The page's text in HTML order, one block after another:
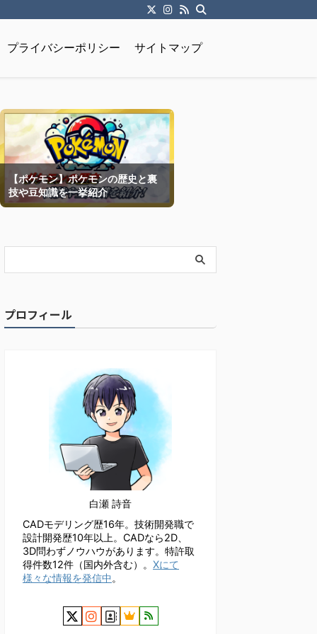
プライバシーポリシー サイトマップ
【ポケモン】ポケモンの歴史と裏
技や豆知識を一挙紹介
プロフィール
白瀬 詩音
CADモデリング歴16年。技術開発職で
設計開発歴10年以上。CADなら2D、
3D問わずノウハウがあります。特許取
得件数12件（国内外含む）。 Xにて
様々な情報を発信中 。